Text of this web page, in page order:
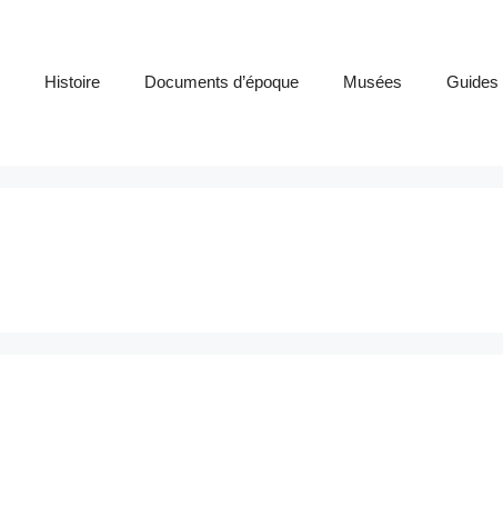
Histoire Documents d’époque Musées Guides